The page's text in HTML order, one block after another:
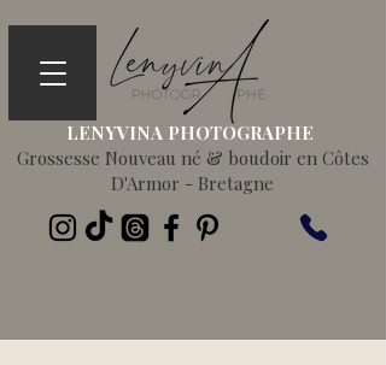
LENYVINA PHOTOGRAPHE
Grossesse Nouveau né & boudoir en Côtes
D'Armor - Bretagne